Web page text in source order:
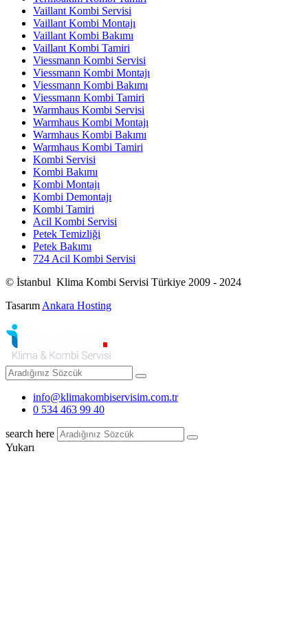
Vaillant Kombi Servisi
Vaillant Kombi Montajı
Vaillant Kombi Bakımı
Vaillant Kombi Tamiri
Viessmann Kombi Servisi
Viessmann Kombi Montajı
Viessmann Kombi Bakımı
Viessmann Kombi Tamiri
Warmhaus Kombi Servisi
Warmhaus Kombi Montajı
Warmhaus Kombi Bakımı
Warmhaus Kombi Tamiri
Kombi Servisi
Kombi Bakımı
Kombi Montajı
Kombi Demontajı
Kombi Tamiri
Acil Kombi Servisi
Petek Temizliği
Petek Bakımı
724 Acil Kombi Servisi
© İstanbul Klima Kombi Servisi Türkiye 2009 - 2024
TasarımAnkara Hosting
info@klimakombiservisim.com.tr
0 534 463 99 40
search here
Yukarı